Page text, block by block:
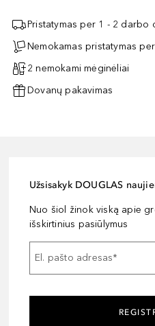
Pristatymas per 1 - 2 darbo
Nemokamas pristatymas
2 nemokami mėginėliai
Dovanų pakavimas
Užsisakyk DOUGLAS
Nuo šiol žinok viską apie
išskirtinius pasiūlymus
El. pašto adresas*